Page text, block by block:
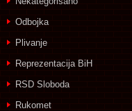
Odbojka
Plivanje
Reprezentacija BiH
RSD Sloboda
Rukomet